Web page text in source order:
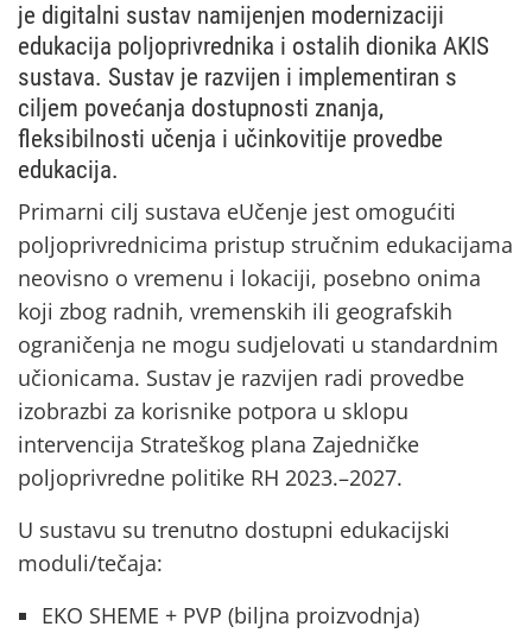
je digitalni sustav namijenjen modernizaciji
edukacija poljoprivrednika i ostalih dionika AKIS
sustava. Sustav je razvijen i implementiran s
ciljem povećanja dostupnosti znanja,
fleksibilnosti učenja i učinkovitije provedbe
edukacija.
Primarni cilj sustava eUčenje jest omogućiti
poljoprivrednicima pristup stručnim edukacijama
neovisno o vremenu i lokaciji, posebno onima
koji zbog radnih, vremenskih ili geografskih
ograničenja ne mogu sudjelovati u standardnim
učionicama. Sustav je razvijen radi provedbe
izobrazbi za korisnike potpora u sklopu
intervencija Strateškog plana Zajedničke
poljoprivredne politike RH 2023.–2027.
U sustavu su trenutno dostupni edukacijski
moduli/tečaja:
EKO SHEME + PVP (biljna proizvodnja)